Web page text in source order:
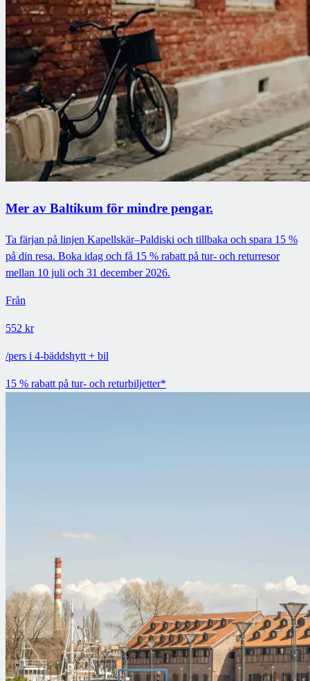
Mer av Baltikum för mindre pengar.
Ta färjan på linjen Kapellskär–Paldiski och tillbaka och spara 15 %
på din resa. Boka idag och få 15 % rabatt på tur- och returresor
mellan 10 juli och 31 december 2026.
Från
552 kr
/pers i 4-bäddshytt + bil
15 % rabatt på tur- och returbiljetter*